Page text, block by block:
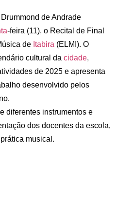
de Andrade
-feira (11), o Recital de Final
de Itabira (ELMI). O
cultural da cidade,
de 2025 e apresenta
desenvolvido pelos
diferentes instrumentos e
dos docentes da escola,
musical.